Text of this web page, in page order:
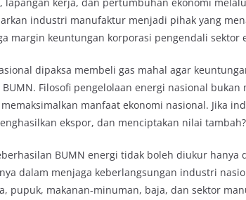
industri manufaktur menjadi pihak yang
margin keuntungan korporasi pengendali sektor
dipaksa membeli gas mahal agar
Filosofi pengelolaan energi nasional bukan
manfaat ekonomi nasional. Jika
ekspor, dan menciptakan nilai
BUMN energi tidak boleh diukur hanya
dalam menjaga keberlangsungan industri
pupuk, makanan-minuman, baja, dan sektor